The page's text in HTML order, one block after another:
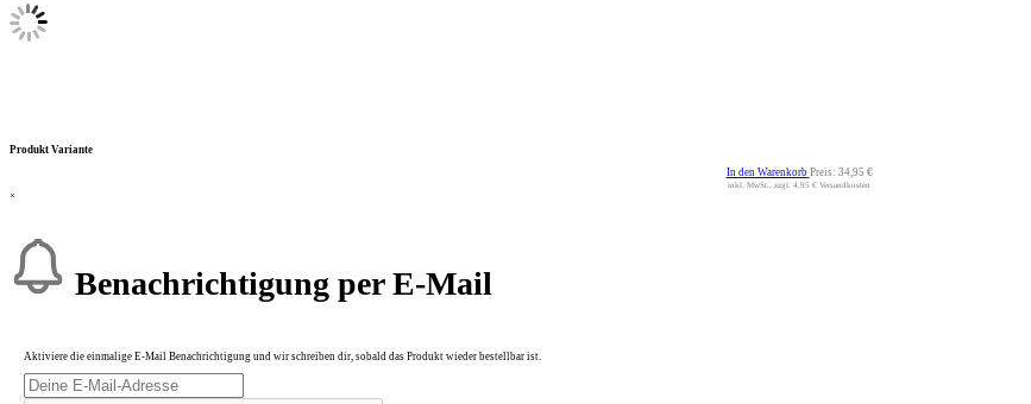
Produkt Variante
In den Warenkorb Preis: 34,95 €
inkl. MwSt., zzgl. 4,95 € Versandkosten
×
Benachrichtigung per E-Mail
Aktiviere die einmalige E-Mail Benachrichtigung und wir schreiben dir, sobald das Produkt wieder bestellbar ist.